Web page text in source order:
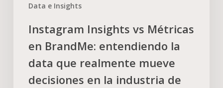
Data e Insights
Instagram Insights vs Métricas
en BrandMe: entendiendo la
data que realmente mueve
decisiones en la industria de